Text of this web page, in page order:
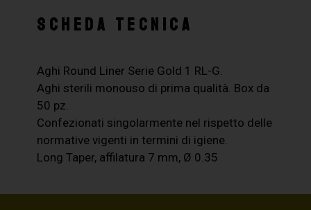
SCHEDA TECNICA
Aghi Round Liner Serie Gold 1 RL-G.
Aghi sterili monouso di prima qualità. Box da
50 pz.
Confezionati singolarmente nel rispetto delle
normative vigenti in termini di igiene.
Long Taper, affilatura 7 mm, Ø 0.35